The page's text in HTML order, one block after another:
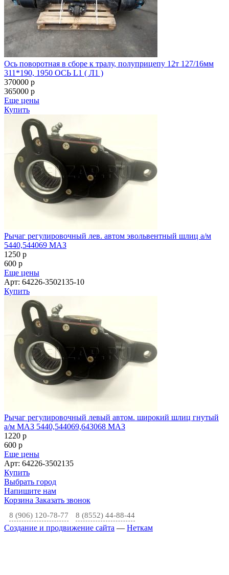
Ось поворотная в сборе к тралу, полуприцепу 12т 127/16мм
311*190, 1950 ОСЬ L1 ( Л1 )
370000 p
365000 p
Еще цены
Купить
Рычаг регулировочный лев. автом эвольвентный шлиц а/м
5440,544069 МАЗ
1250 p
600 p
Еще цены
Арт: 64226-3502135-10
Купить
Рычаг регулировочный левый автом. широкий шлиц гнутый
а/м МАЗ 5440,544069,643068 МАЗ
1220 p
600 p
Еще цены
Арт: 64226-3502135
Купить
Выбрать город
Напишите нам
Корзина Заказать звонок
8 (906) 120-78-77 8 (8552) 44-88-44
Создание и продвижение сайта — Неткам